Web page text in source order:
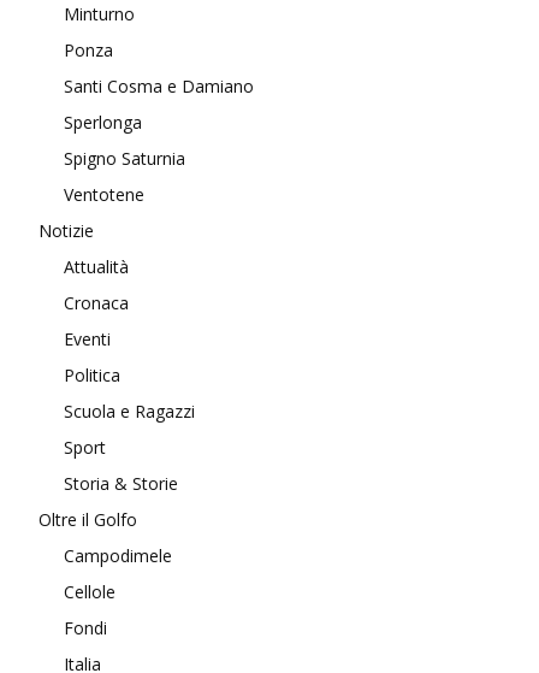
Minturno
Ponza
Santi Cosma e Damiano
Sperlonga
Spigno Saturnia
Ventotene
Notizie
Attualità
Cronaca
Eventi
Politica
Scuola e Ragazzi
Sport
Storia & Storie
Oltre il Golfo
Campodimele
Cellole
Fondi
Italia